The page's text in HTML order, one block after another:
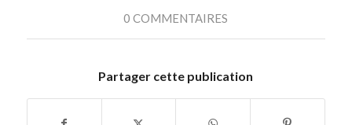
0 COMMENTAIRES
Partager cette publication